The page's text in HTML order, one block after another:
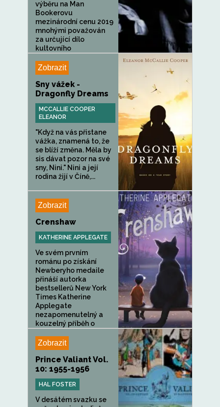
výběru na Man
Bookerovu
mezinárodní cenu 2019
mnohými považován
za určující dílo
kultovního
Zobrazit
Sny vážek -
Dragonfly Dreams
MCCALLIE COOPER
ELEANOR
"Když na vás přistane
vážka, znamená to, že
se blíží změna. Měla by
sis dávat pozor na své
sny, Nini." Nini a její
rodina žijí v Číně,...
Zobrazit
Crenshaw
KATHERINE APPLEGATE
Ve svém prvním
románu po získání
Newberyho medaile
přináší autorka
bestsellerů New York
Times Katherine
Applegate
nezapomenutelný a
kouzelný příběh o
Zobrazit
Prince Valiant Vol.
10: 1955-1956
HAL FOSTER
V desátém svazku se